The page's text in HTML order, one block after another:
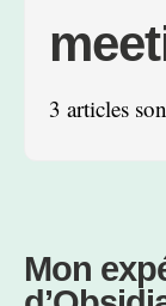
3 articles
Mon